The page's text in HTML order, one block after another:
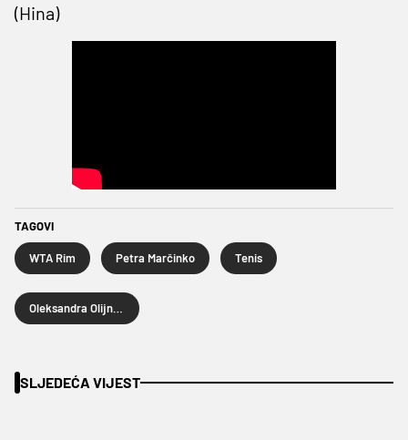
(Hina)
TAGOVI
WTA Rim Petra Marčinko Tenis
SLJEDEĆA VIJEST